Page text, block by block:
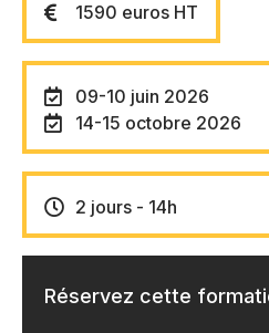
1590 euros HT
09-10 juin 2026
14-15 octobre 2026
2 jours - 14h
Réservez cette